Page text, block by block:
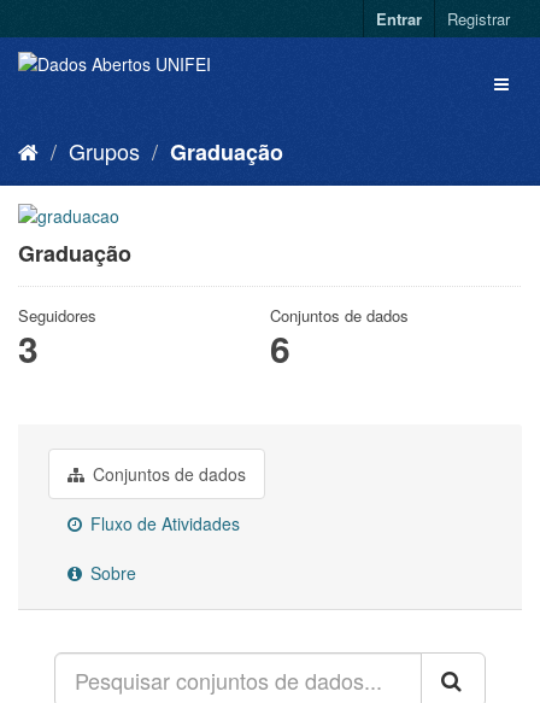
Entrar Registrar
Grupos Graduação
Graduação
Seguidores
3
Conjuntos de dados
6
Conjuntos de dados
Fluxo de Atividades
Sobre